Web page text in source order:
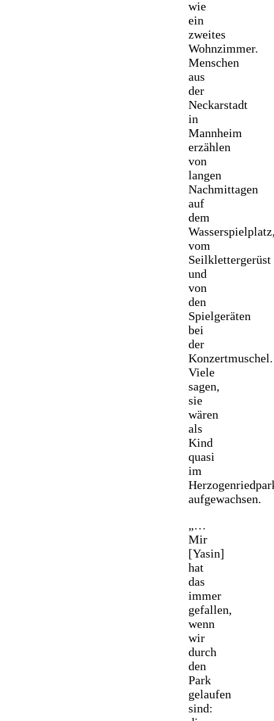
wie
ein
zweites
Wohnzimmer.
Menschen
aus
der
Neckarstadt
in
Mannheim
erzählen
von
langen
Nachmittagen
auf
dem
vom
Seilklettergerüst
und
von
den
Spielgeräten
bei
der
Konzertmuschel.
Viele
sagen,
sie
wären
als
Kind
quasi
im
aufgewachsen.
„…
Mir
[Yasin]
hat
das
immer
gefallen,
wenn
wir
durch
den
Park
gelaufen
sind: